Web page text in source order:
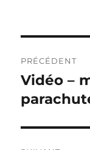
de
l’article
PRÉCÉDENT
Publication
précédente :
Vidéo –